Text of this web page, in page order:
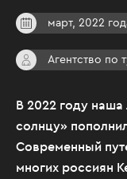
март, 2022
Агентство по
В 2022 году наша
солнцу»
Современный
многих россиян